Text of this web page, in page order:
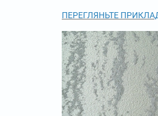
ПЕРЕГЛЯНЬТЕ